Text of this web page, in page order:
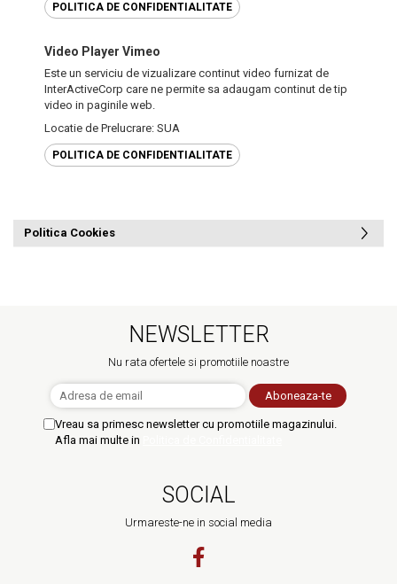
POLITICA DE CONFIDENTIALITATE
Video Player Vimeo
Este un serviciu de vizualizare continut video furnizat de
InterActiveCorp care ne permite sa adaugam continut de tip
video in paginile web.
Locatie de Prelucrare: SUA
POLITICA DE CONFIDENTIALITATE
Politica Cookies
NEWSLETTER
Nu rata ofertele si promotiile noastre
Vreau sa primesc newsletter cu promotiile magazinului.
Afla mai multe in
SOCIAL
Urmareste-ne in social media